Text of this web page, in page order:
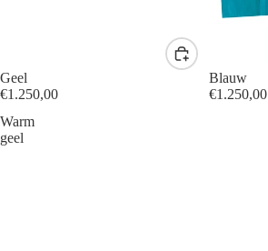
Geel
€1.250,00
Blauw
€1.250,00
Warm
geel